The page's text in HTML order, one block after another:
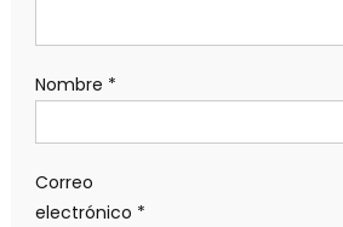
Nombre *
Correo
electrónico *